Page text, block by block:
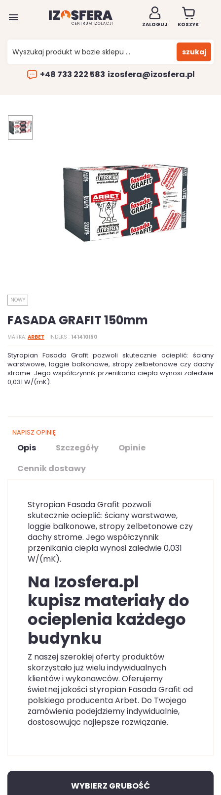

ZALOGUJ KOSZYK
szukaj
+48 733 222 583 izosfera@izosfera.pl
NOWY
FASADA GRAFIT 150mm
MARKA ARBET INDEKS 141410150
Styropian Fasada Grafit pozwoli skutecznie ocieplić: ściany
warstwowe, loggie balkonowe, stropy żelbetonowe czy dachy
strome. Jego współczynnik przenikania ciepła wynosi zaledwie
0,031 W/(mK).
NAPISZ OPINIĘ
Opis Szczegóły
Opinie
Cennik dostawy
Styropian Fasada Grafit pozwoli
skutecznie ocieplić: ściany warstwowe,
loggie balkonowe, stropy żelbetonowe czy
dachy strome. Jego współczynnik
przenikania ciepła wynosi zaledwie 0,031
W/(mK).
Na Izosfera.pl
kupisz materiały do
ocieplenia każdego
budynku
Z naszej szerokiej oferty produktów
skorzystało już wielu indywidualnych
klientów i wykonawców. Oferujemy
świetnej jakości styropian Fasada Grafit od
polskiego producenta Arbet. Do Twojego
zamówienia podejdziemy indywidualnie,
dostosowując najlepsze rozwiązanie.
WYBIERZ GRUBOŚĆ